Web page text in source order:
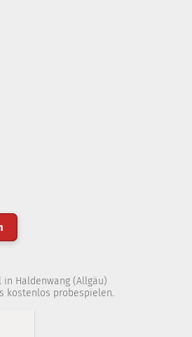
Haldenwang (Allgäu)
kostenlos probespielen.